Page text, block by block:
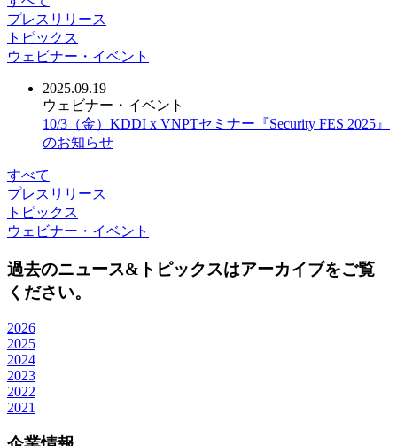
プレスリリース
トピックス
ウェビナー・イベント
2025.09.19
ウェビナー・イベント
10/3（金）KDDI x VNPTセミナー『Security FES 2025』
のお知らせ
すべて
プレスリリース
トピックス
ウェビナー・イベント
過去のニュース&トピックスはアーカイブをご覧
ください。
2026
2025
2024
2023
2022
2021